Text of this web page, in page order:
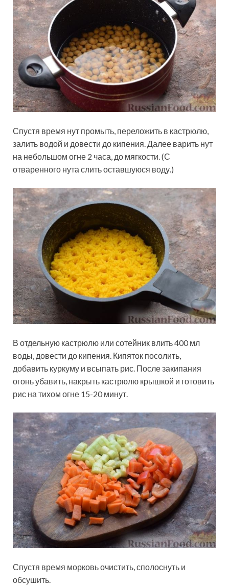
Спустя время нут промыть, переложить в кастрюлю,
залить водой и довести до кипения. Далее варить нут
на небольшом огне 2 часа, до мягкости. (С
отваренного нута слить оставшуюся воду.)
В отдельную кастрюлю или сотейник влить 400 мл
воды, довести до кипения. Кипяток посолить,
добавить куркуму и всыпать рис. После закипания
огонь убавить, накрыть кастрюлю крышкой и готовить
рис на тихом огне 15-20 минут.
Спустя время морковь очистить, сполоснуть и
обсушить.